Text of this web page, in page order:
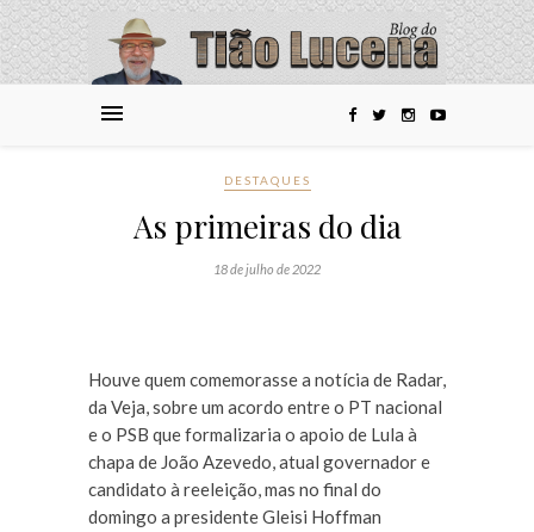
DESTAQUES
As primeiras do dia
18 de julho de 2022
Houve quem comemorasse a notícia de Radar,
da Veja, sobre um acordo entre o PT nacional
e o PSB que formalizaria o apoio de Lula à
chapa de João Azevedo, atual governador e
candidato à reeleição, mas no final do
domingo a presidente Gleisi Hoffman